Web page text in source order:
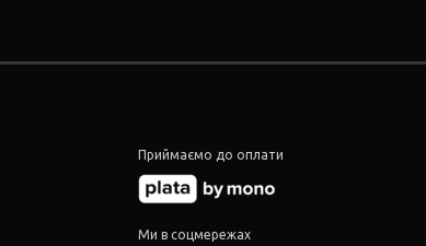
Приймаємо до оплати
Ми в соцмережах